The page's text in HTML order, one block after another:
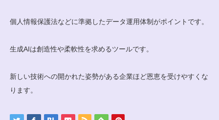
個人情報保護法などに準拠したデータ運用体制がポイントです。
生成AIは創造性や柔軟性を求めるツールです。
新しい技術への開かれた姿勢がある企業ほど恩恵を受けやすくな
ります。